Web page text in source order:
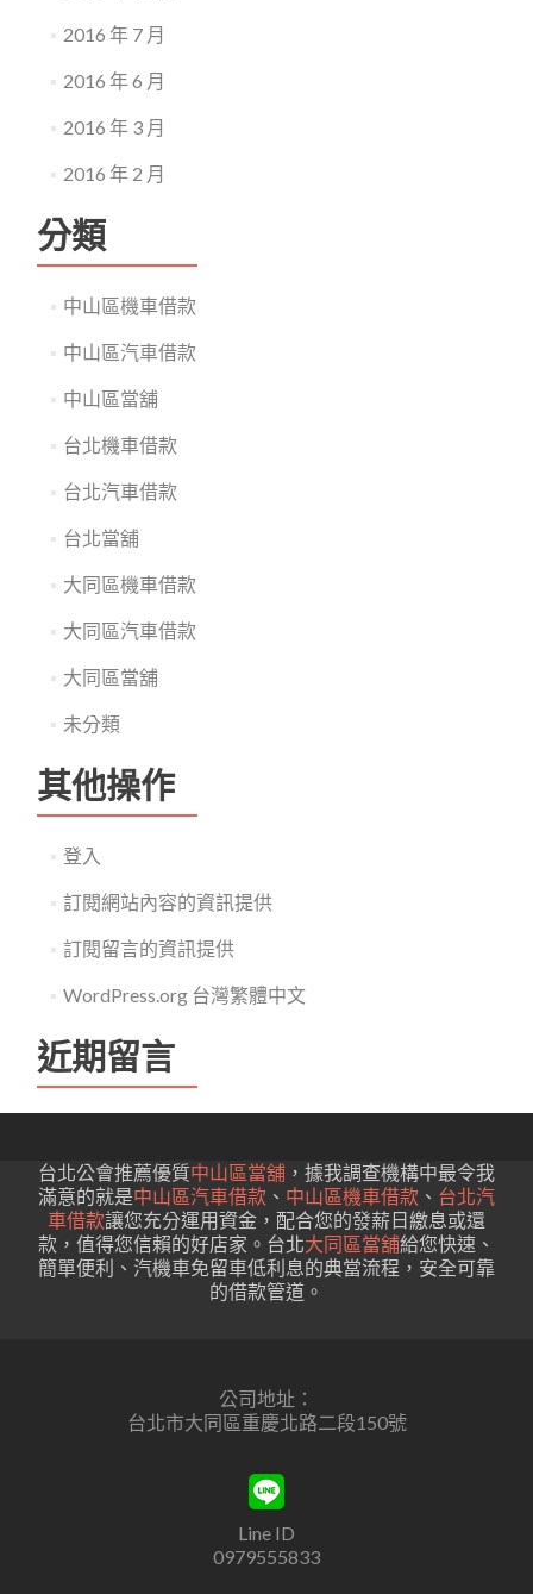
2016 年 7 月
2016 年 6 月
2016 年 3 月
2016 年 2 月
分類
中山區機車借款
中山區汽車借款
中山區當舖
台北機車借款
台北汽車借款
台北當舖
大同區機車借款
大同區汽車借款
大同區當舖
未分類
其他操作
登入
訂閱網站內容的資訊提供
訂閱留言的資訊提供
WordPress.org 台灣繁體中文
近期留言
台北公會推薦優質中山區當舖 ，據我調查機構中最令我
滿意的就是中山區汽車借款 、 中山區機車借款 、 台北汽
車借款讓您充分運用資金，配合您的發薪日繳息或還
款，值得您信賴的好店家。台北大同區當舖給您快速、
簡單便利、汽機車免留車低利息的典當流程，安全可靠
的借款管道。
公司地址：
台北市大同區重慶北路二段150號
Line ID
0979555833